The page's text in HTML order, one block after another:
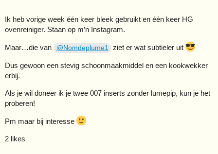
Ik heb vorige week één keer bleek gebruikt en één keer HG
ovenreiniger. Staan op m’n Instagram.
Maar…die van @Nomdeplume1 ziet er wat subtieler uit
Dus gewoon een stevig schoonmaakmiddel en een kookwekker
erbij.
Als je wil doneer ik je twee 007 inserts zonder lumepip, kun je het
proberen!
Pm maar bij interesse
2 likes